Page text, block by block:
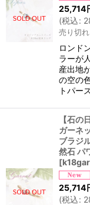
25,714
(税込:
売り切
ロンド
ラーが
産出地
の空の
トパー
【石の
ガーネ
ブラジ
然石 パ
[
25,714
(税込: